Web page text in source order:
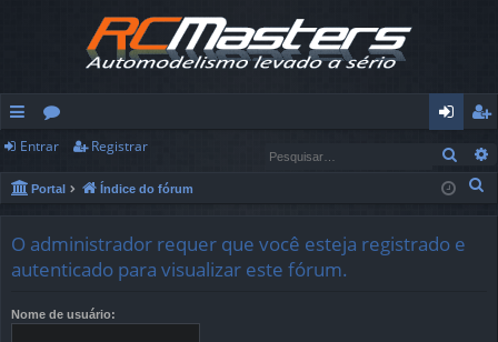
in
ks
pi
os
ór
u
nt
ra
eg
ist
Entrar Registrar
Portal Índice do fórum
O administrador requer que você esteja registrado e
autenticado para visualizar este fórum.
Nome de usuário: